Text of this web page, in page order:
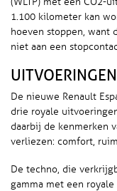
1.100 kilometer kan
hoeven stoppen, want
niet aan een
De nieuwe Renault
drie royale
daarbij de kenmerken
verliezen: comfort,
De techno, die
gamma met een